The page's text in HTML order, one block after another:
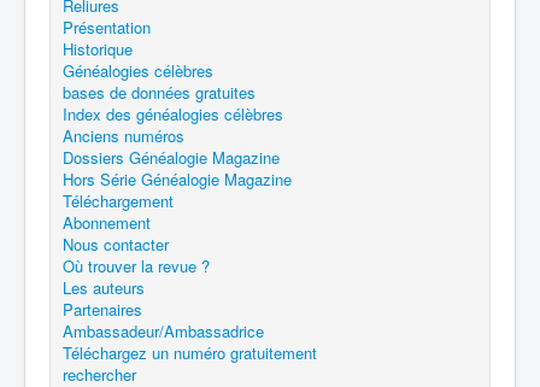
Reliures
Présentation
Historique
Généalogies célèbres
bases de données gratuites
Index des généalogies célèbres
Anciens numéros
Dossiers Généalogie Magazine
Hors Série Généalogie Magazine
Téléchargement
Abonnement
Nous contacter
Où trouver la revue ?
Les auteurs
Partenaires
Ambassadeur/Ambassadrice
Téléchargez un numéro gratuitement
rechercher